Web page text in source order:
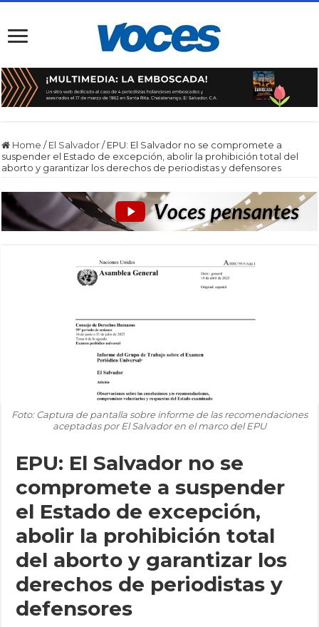
Home / El Salvador / EPU: El Salvador no se compromete a
suspender el Estado de excepción, abolir la prohibición total del
aborto y garantizar los derechos de periodistas y defensores
Foto: Captura de pantalla sobre informe de las recomendaciones
aceptadas por El Salvador en el marco del EPU
EPU: El Salvador no se
compromete a suspender
el Estado de excepción,
abolir la prohibición total
del aborto y garantizar los
derechos de periodistas y
defensores